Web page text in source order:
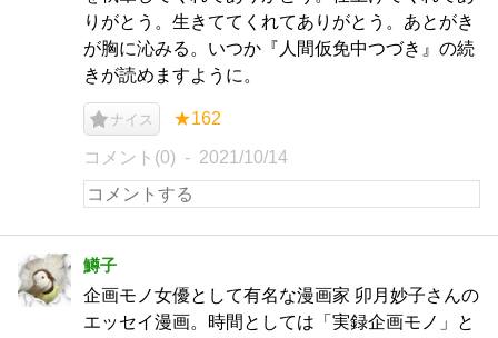
りがとう。生きててくれてありがとう。あとがき
が胸に沁みる。いつか『人間仮免中つづき』の続
きが読めますように。
ナイス ★162
コメント(0) 2021/10/14
鱒子
企画モノ女優として有名な漫画家 卯月妙子さんの
エッセイ漫画。時間としては「実録企画モノ」と